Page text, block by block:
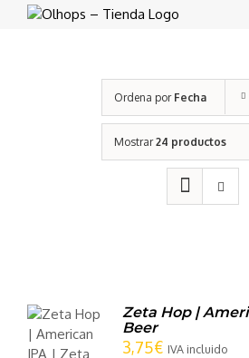
Saltar
Ordena por Fecha
Mostrar24 productos
Zeta Hop |
Beer
3,75€ IVA incluido